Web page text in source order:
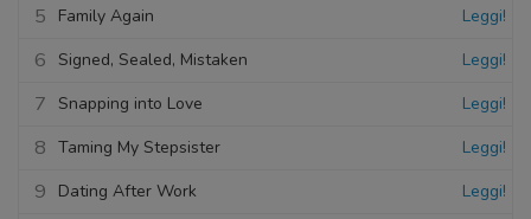
5 Family Again Leggi!
6 Signed, Sealed, Mistaken Leggi!
7 Snapping into Love Leggi!
8 Taming My Stepsister Leggi!
9 Dating After Work Leggi!